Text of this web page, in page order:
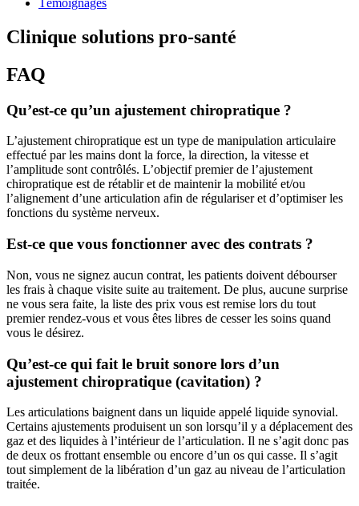
Témoignages
Clinique solutions pro-santé
FAQ
Qu’est-ce qu’un ajustement chiropratique ?
L’ajustement chiropratique est un type de manipulation articulaire
effectué par les mains dont la force, la direction, la vitesse et
l’amplitude sont contrôlés. L’objectif premier de l’ajustement
chiropratique est de rétablir et de maintenir la mobilité et/ou
l’alignement d’une articulation afin de régulariser et d’optimiser les
fonctions du système nerveux.
Est-ce que vous fonctionner avec des contrats ?
Non, vous ne signez aucun contrat, les patients doivent débourser
les frais à chaque visite suite au traitement. De plus, aucune surprise
ne vous sera faite, la liste des prix vous est remise lors du tout
premier rendez-vous et vous êtes libres de cesser les soins quand
vous le désirez.
Qu’est-ce qui fait le bruit sonore lors d’un
ajustement chiropratique (cavitation) ?
Les articulations baignent dans un liquide appelé liquide synovial.
Certains ajustements produisent un son lorsqu’il y a déplacement des
gaz et des liquides à l’intérieur de l’articulation. Il ne s’agit donc pas
de deux os frottant ensemble ou encore d’un os qui casse. Il s’agit
tout simplement de la libération d’un gaz au niveau de l’articulation
traitée.